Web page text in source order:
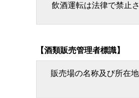
飲酒運転は法律で禁止
【酒類販売管理者標識】
販売場の名称及び所在地